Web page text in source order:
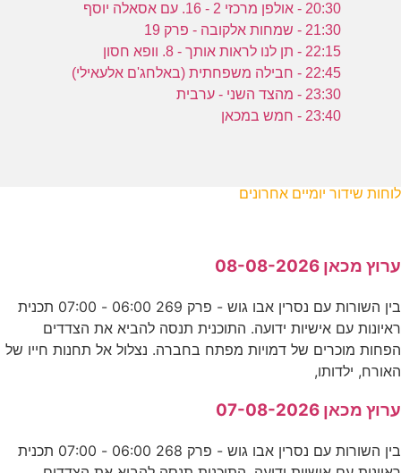
20:30 - אולפן מרכזי 2 - 16. עם אסאלה יוסף
21:30 - שמחות אלקובה - פרק 19
22:15 - תן לנו לראות אותך - 8. וופא חסון
22:45 - חבילה משפחתית (באלחג'ם אלעאילי)
23:30 - מהצד השני - ערבית
23:40 - חמש במכאן
לוחות שידור יומיים אחרונים
ערוץ מכאן 08-08-2026
בין השורות עם נסרין אבו גוש - פרק 269 06:00 - 07:00 תכנית
ראיונות עם אישיות ידועה. התוכנית תנסה להביא את הצדדים
הפחות מוכרים של דמויות מפתח בחברה. נצלול אל תחנות חייו של
האורח, ילדותו,
ערוץ מכאן 07-08-2026
בין השורות עם נסרין אבו גוש - פרק 268 06:00 - 07:00 תכנית